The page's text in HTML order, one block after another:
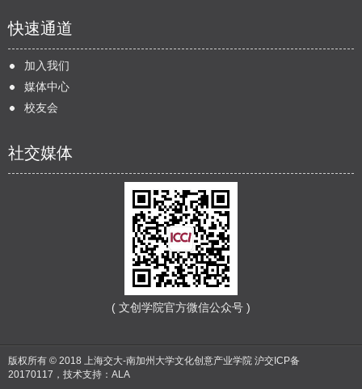
快速通道
加入我们
媒体中心
校友会
社交媒体
( 文创学院官方微信公众号 )
版权所有 © 2018 上海交大-南加州大学文化创意产业学院 沪交ICP备
20170117 ，技术支持： ALA